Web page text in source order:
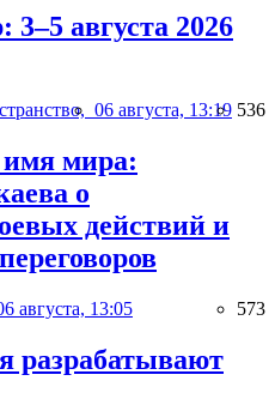
3–5 августа 2026
06 августа, 13:19 536
мира:
о
действий и
августа, 13:05 573
разрабатывают